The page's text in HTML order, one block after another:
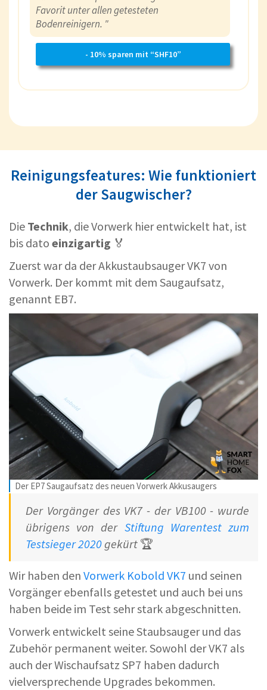
Favorit unter allen getesteten
Bodenreinigern. "
- 10% sparen mit “SHF10”
Reinigungsfeatures: Wie funktioniert
der Saugwischer?
Die Technik, die Vorwerk hier entwickelt hat, ist
bis dato einzigartig 🏅
Zuerst war da der Akkustaubsauger VK7 von
Vorwerk. Der kommt mit dem Saugaufsatz,
genannt EB7.
Der EP7 Saugaufsatz des neuen Vorwerk Akkusaugers
Der Vorgänger des VK7 - der VB100 - wurde
übrigens von der Stiftung Warentest zum
Testsieger 2020gekürt 🏆
Wir haben den Vorwerk Kobold VK7 und seinen
Vorgänger ebenfalls getestet und auch bei uns
haben beide im Test sehr stark abgeschnitten.
Vorwerk entwickelt seine Staubsauger und das
Zubehör permanent weiter. Sowohl der VK7 als
auch der Wischaufsatz SP7 haben dadurch
vielversprechende Upgrades bekommen.